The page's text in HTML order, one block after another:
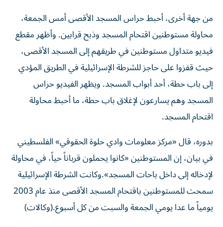
من جهة أخرى، أحبط حراس المسجد الأقصى أمس الجمعة،
محاولة مستوطنين اقتحام المسجد وذبح قرابين. وأظهر مقطع
فيديو متداول مستوطنين في طريقهم إلى المسجد الأقصى،
حيث قفزوا على حاجز للشرطة الإسرائيلية في الطريق المؤدي
إلى باب حطة، أحد أبواب المسجد. ويظهر الفيديو حراس
المسجد وهم يسارعون لإغلاق باب حطة، ما أحبط محاولة
اقتحام المسجد.
بدوره، قال «مركز معلومات وادي حلوة الحقوقي» الفلسطيني
في بيان، إن المستوطنين «كانوا يحملون قرباناً حياً، في محاولة
لإدخاله إلى داخل باحات المسجد».وكانت الشرطة الإسرائيلية
سمحت للمستوطنين باقتحام المسجد الأقصى منذ عام 2003
يومياً ما عدا يومي الجمعة والسبت من كل أسبوع.(وكالات)